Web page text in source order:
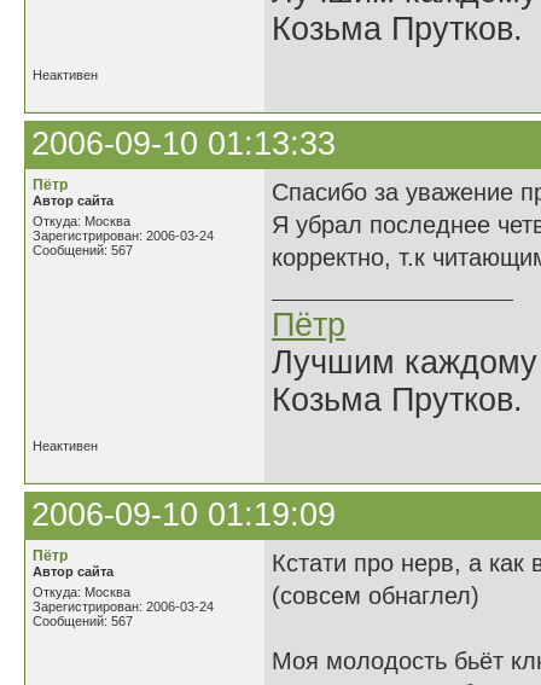
Козьма Прутков.
Неактивен
2006-09-10 01:13:33
Пётр
Автор сайта
Откуда: Москва
Зарегистрирован: 2006-03-24
Сообщений: 567
Спасибо за уважение
Я убрал последнее
корректно, т.к
Пётр
Лучшим каждому
Козьма Прутков.
Неактивен
2006-09-10 01:19:09
Пётр
Автор сайта
Откуда: Москва
Зарегистрирован: 2006-03-24
Сообщений: 567
Кстати про нерв, а как
(совсем обнаглел)
Моя молодость бьёт